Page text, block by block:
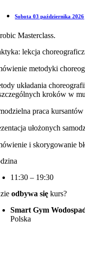
Sobota 03 października 2026
Masterclass.
lekcja
metodyki
układania
kroków w
praca
ułożonych
i skorygowanie
11:30 – 19:30
odbywa się kurs?
Smart Gym
Polska